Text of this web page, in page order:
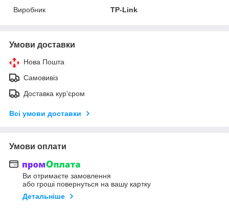
Виробник
TP-Link
Умови доставки
Нова Пошта
Самовивіз
Доставка кур'єром
Всі умови доставки
Умови оплати
Ви отримаєте замовлення
або гроші повернуться на вашу картку
Детальніше